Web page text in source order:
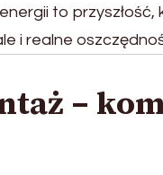
to
i realne
–